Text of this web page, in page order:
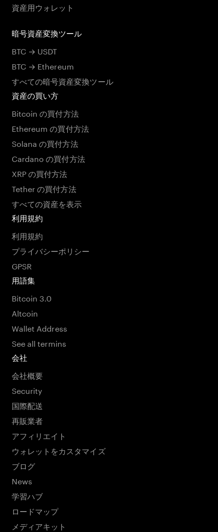
資産用ウォレット
暗号資産変換ツール
BTC → USDT
BTC → Ethereum
すべての暗号資産変換ツール
資産の買い方
Bitcoin の買付方法
Ethereum の買付方法
Solana の買付方法
Cardano の買付方法
XRP の買付方法
Tether の買付方法
すべての資産を表示
利用規約
利用規約
プライバシーポリシー
GPSR
用語集
Bitcoin 3.0
Altcoin
Wallet Address
See all termins
会社
会社概要
Security
国際配送
再販業者
アフィリエイト
ウォレットをカスタマイズ
ブログ
News
学習ハブ
ロードマップ
メディアキット